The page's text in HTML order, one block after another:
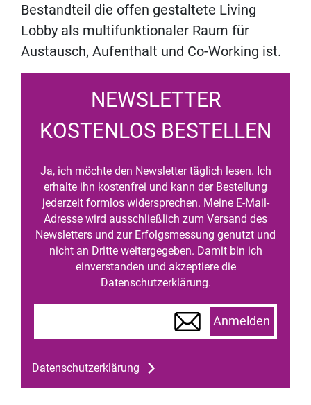
Bestandteil die offen gestaltete Living
Lobby als multifunktionaler Raum für
Austausch, Aufenthalt und Co-Working ist.
NEWSLETTER
KOSTENLOS BESTELLEN
Ja, ich möchte den Newsletter täglich lesen. Ich
erhalte ihn kostenfrei und kann der Bestellung
jederzeit formlos widersprechen. Meine E-Mail-
Adresse wird ausschließlich zum Versand des
Newsletters und zur Erfolgsmessung genutzt und
nicht an Dritte weitergegeben. Damit bin ich
einverstanden und akzeptiere die
Datenschutzerklärung.
Anmelden
Datenschutzerklärung